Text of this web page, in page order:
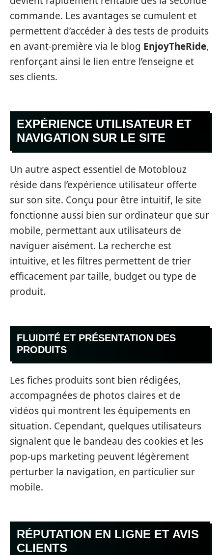
commande. Les avantages se cumulent et
permettent d’accéder à des tests de produits
en avant-première via le blog EnjoyTheRide,
renforçant ainsi le lien entre l’enseigne et
ses clients.
EXPÉRIENCE UTILISATEUR ET
NAVIGATION SUR LE SITE
Un autre aspect essentiel de Motoblouz
réside dans l’expérience utilisateur offerte
sur son site. Conçu pour être intuitif, le site
fonctionne aussi bien sur ordinateur que sur
mobile, permettant aux utilisateurs de
naviguer aisément. La recherche est
intuitive, et les filtres permettent de trier
efficacement par taille, budget ou type de
produit.
FLUIDITÉ ET PRÉSENTATION DES
PRODUITS
Les fiches produits sont bien rédigées,
accompagnées de photos claires et de
vidéos qui montrent les équipements en
situation. Cependant, quelques utilisateurs
signalent que le bandeau des cookies et les
pop-ups marketing peuvent légèrement
perturber la navigation, en particulier sur
mobile.
RÉPUTATION EN LIGNE ET AVIS
CLIENTS